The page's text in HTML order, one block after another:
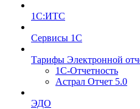
1С:ИТС
Сервисы 1С
Тарифы Электронной
1С-Отчетность
Астрал Отчет 5.0
ЭДО